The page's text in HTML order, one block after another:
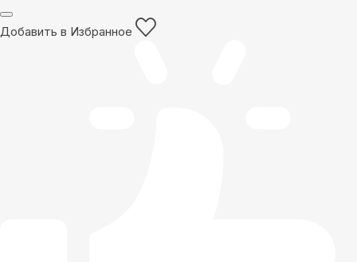
Добавить в Избранное